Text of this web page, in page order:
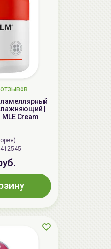
крем-
ламеллярный
|
MLE Cream